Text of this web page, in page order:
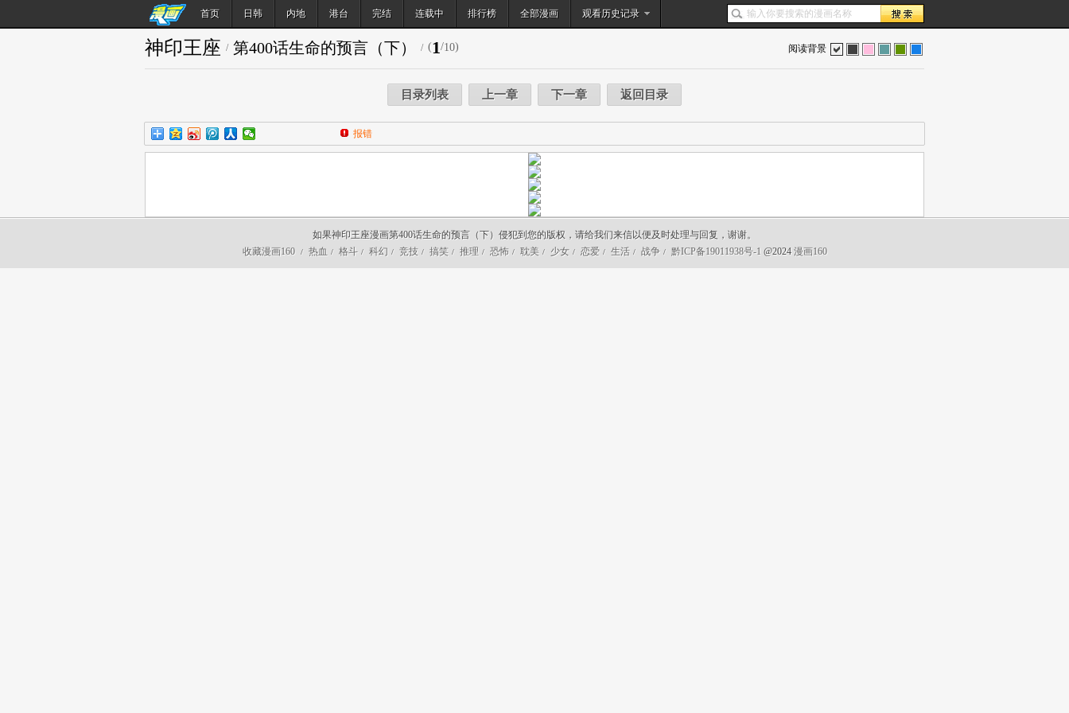
首页 日韩 内地 港台 完结 连载中 排行榜 全部漫画 观看历史记录
搜索
阅读背景
神印王座 / 第400话生命的预言（下） / (1/10)
目录列表 上一章 下一章 返回目录
报错
如果神印王座漫画第400话生命的预言（下）侵犯到您的版权，请给我们来信以便及时处理与回复，谢谢。
收藏漫画160
/ 热血 / 格斗 / 科幻 / 竞技 / 搞笑 / 推理 / 恐怖 / 耽美 / 少女 / 恋爱 / 生活 / 战争 / 黔ICP备19011938号-1 @2024 漫画160